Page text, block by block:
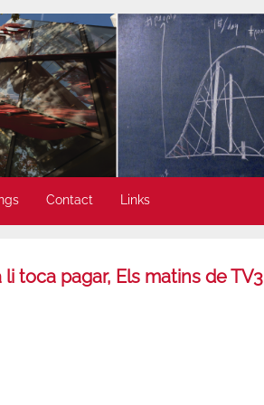
Contact Links
toca pagar, Els matins de TV3